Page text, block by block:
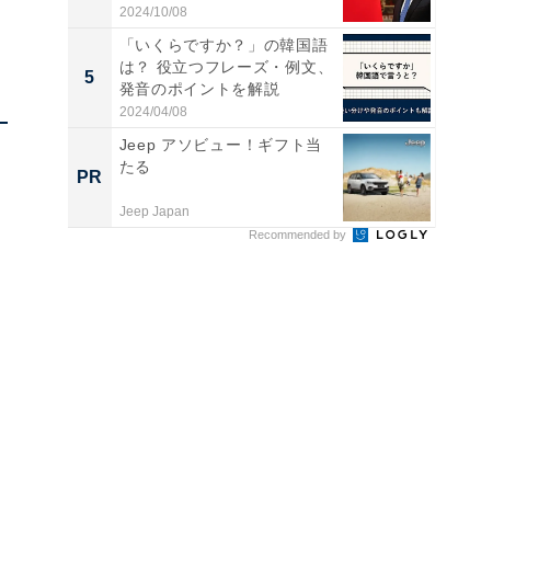
日...
2024/10/08
5
「いくらですか？」の韓国語
は？ 役立つフレーズ・例文、
発音のポイントを解説
2024/04/08
PR
Jeep アソビュー！ギフト当
たる
Jeep Japan
Recommended by